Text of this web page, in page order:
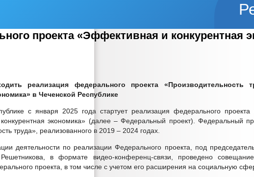
нормирования в сфере закупок
проекта «Эффективная и конкурентная
реализация федерального проекта «Производительность
в Чеченской Республике
с января 2025 года стартует реализация федерального проекта
экономика» (далее – Федеральный проект). Федеральный
труда», реализованного в 2019 – 2024 годах.
деятельности по реализации Федерального проекта, под
в формате видео-конференц-связи, проведено
проекта, в том числе с учетом его расширения на социальную